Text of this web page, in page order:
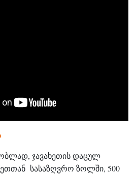
ჯავახეთის დაცულ
სასაზღვრო ზოლში, 500